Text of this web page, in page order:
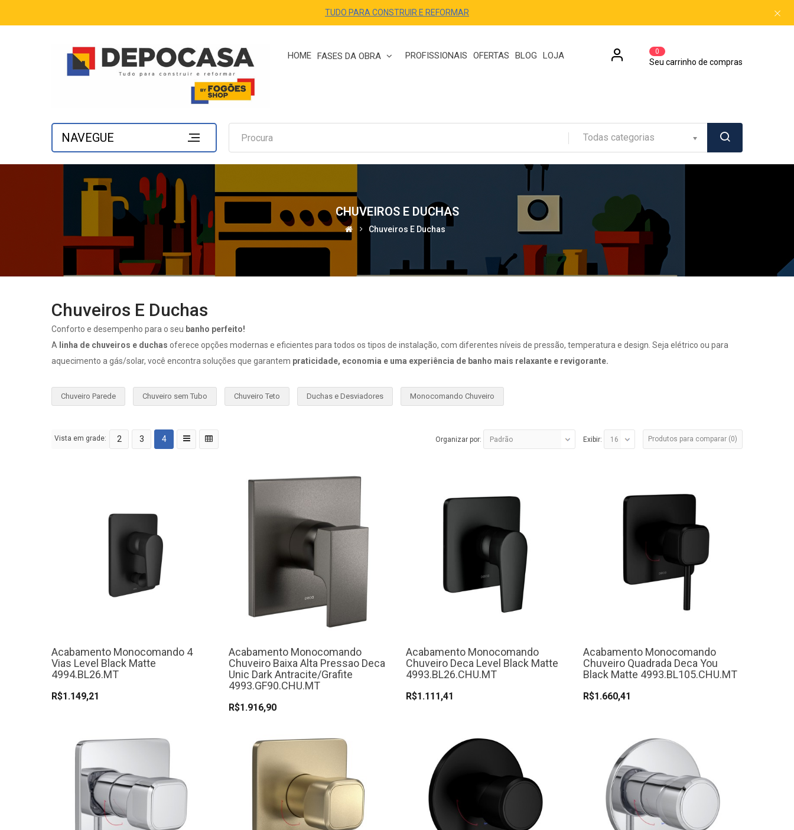
TUDO PARA CONSTRUIR E REFORMAR
HOME FASES DA OBRA PROFISSIONAIS OFERTAS BLOG LOJA
Seu carrinho de compras
0
NAVEGUE Todas categorias
CHUVEIROS E DUCHAS
Chuveiros E Duchas
Chuveiros E Duchas
Conforto e desempenho para o seu banho perfeito!
A linha de chuveiros e duchas oferece opções modernas e eficientes para todos os tipos de instalação, com diferentes níveis de pressão, temperatura e design. Seja elétrico ou para
aquecimento a gás/solar, você encontra soluções que garantem praticidade, economia e uma experiência de banho mais relaxante e revigorante.
Chuveiro Parede Chuveiro sem Tubo Chuveiro Teto Duchas e Desviadores Monocomando Chuveiro
Vista em grade: 2 3 4 Organizar por: Exibir: Produtos para comparar (0)
Acabamento Monocomando 4
Vias Level Black Matte
4994.BL26.MT
R$1.149,21
Acabamento Monocomando
Chuveiro Baixa Alta Pressao Deca
Unic Dark Antracite/Grafite
4993.GF90.CHU.MT
R$1.916,90
Acabamento Monocomando
Chuveiro Deca Level Black Matte
4993.BL26.CHU.MT
R$1.111,41
Acabamento Monocomando
Chuveiro Quadrada Deca You
Black Matte 4993.BL105.CHU.MT
R$1.660,41